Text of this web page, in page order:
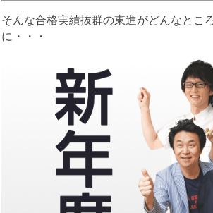
そんな合格実績抜群の東進がどんなとこ
に・・・